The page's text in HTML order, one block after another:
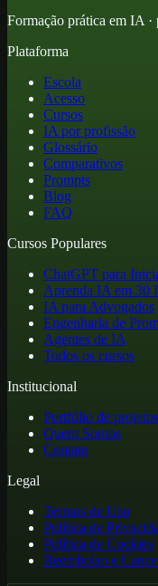
Formação prática em IA ·
Plataforma
Escola
Acesso
Cursos
IA por profissão
Glossário
Comparativos
Prompts
Blog
FAQ
Cursos Populares
ChatGPT para
Aprenda IA em 30
IA para Advogados
Engenharia de
Agentes de IA
Todos os cursos
Institucional
Portfólio de projetos
Quem Somos
Contato
Legal
Termos de Uso
Política de
Política de Cookies
Reembolso e